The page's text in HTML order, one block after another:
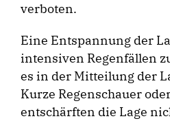
verboten.
Eine Entspannung der
intensiven Regenfällen
es in der Mitteilung der
Kurze Regenschauer
entschärften die Lage